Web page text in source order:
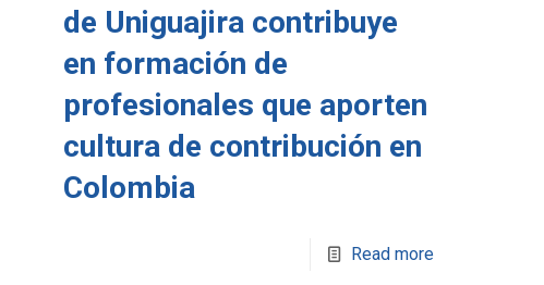
de Uniguajira contribuye
en formación de
profesionales que aporten
cultura de contribución en
Colombia
Read more